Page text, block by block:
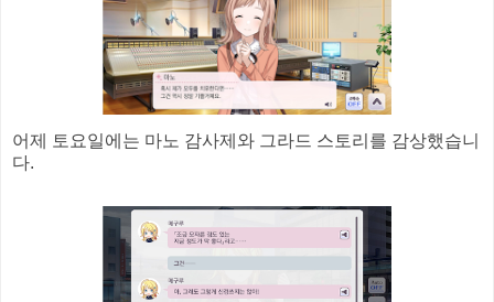
어제 토요일에는 마노 감사제와 그라드 스토리를 감상했습니
다.